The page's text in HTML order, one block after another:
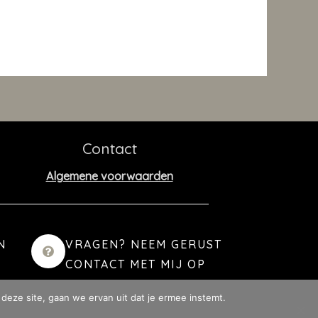
Contact
Algemene voorwaarden
VRAGEN? NEEM GERUST
CONTACT MET MIJ OP
site, gaan we ervan uit dat je ermee instemt.